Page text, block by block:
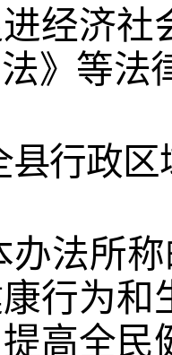
经济社
》等法
县行政
办法所
行为和
高全民